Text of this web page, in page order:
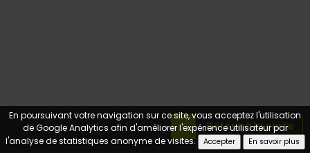
En poursuivant votre navigation sur ce site, vous acceptez l'utilisation
de Google Analytics afin d'améliorer l'expérience utilisateur par
l'analyse de statistiques anonyme de visites.
Retour à la carte